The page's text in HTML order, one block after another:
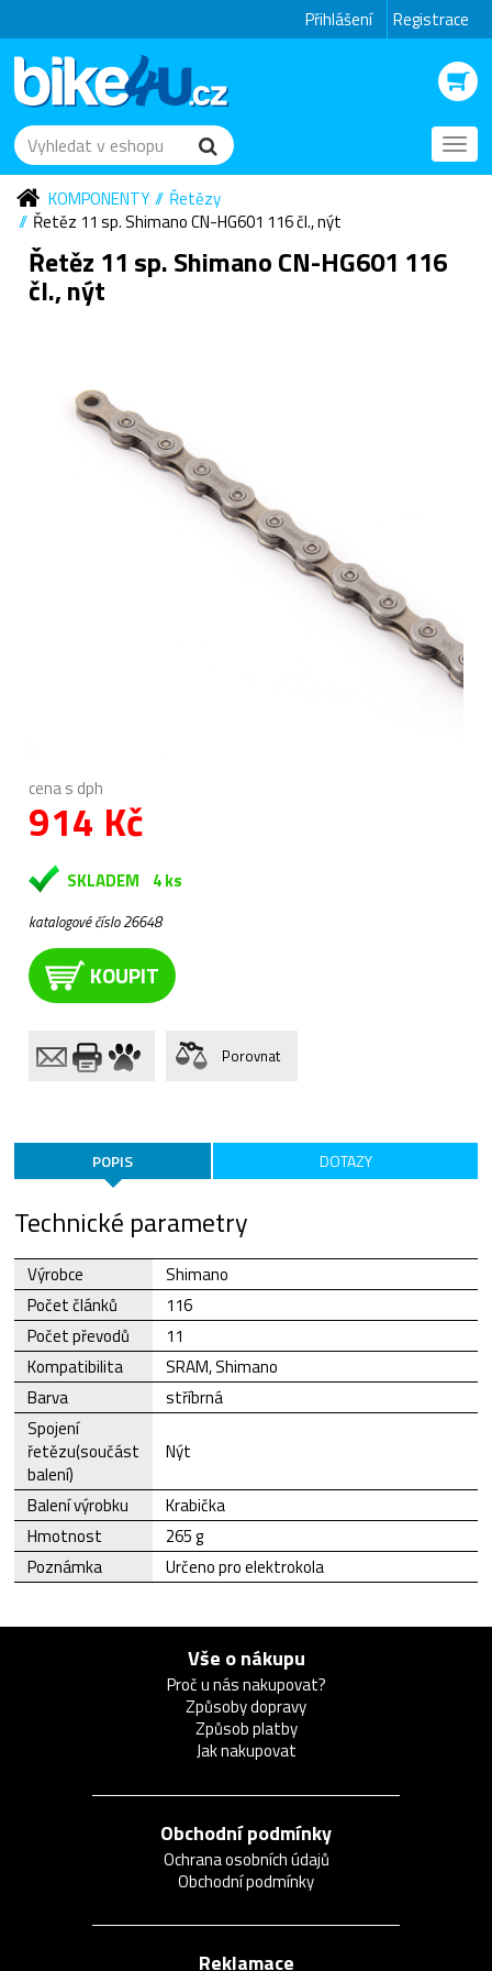
Přihlášení Registrace
KOMPONENTY
Řetězy
Řetěz 11 sp. Shimano CN-HG601 116 čl., nýt
Řetěz 11 sp. Shimano CN-HG601 116
čl., nýt
cena s dph
914 Kč
SKLADEM 4 ks
katalogové číslo 26648
KOUPIT
Porovnat
POPIS DOTAZY
Technické parametry
Výrobce
Shimano
Počet článků
116
Počet převodů
11
Kompatibilita
SRAM, Shimano
Barva
stříbrná
Spojení
řetězu(součást
balení)
Nýt
Balení výrobku
Krabička
Hmotnost
265 g
Poznámka
Určeno pro elektrokola
Vše o nákupu
Proč u nás nakupovat?
Způsoby dopravy
Způsob platby
Jak nakupovat
Obchodní podmínky
Ochrana osobních údajů
Obchodní podmínky
Reklamace